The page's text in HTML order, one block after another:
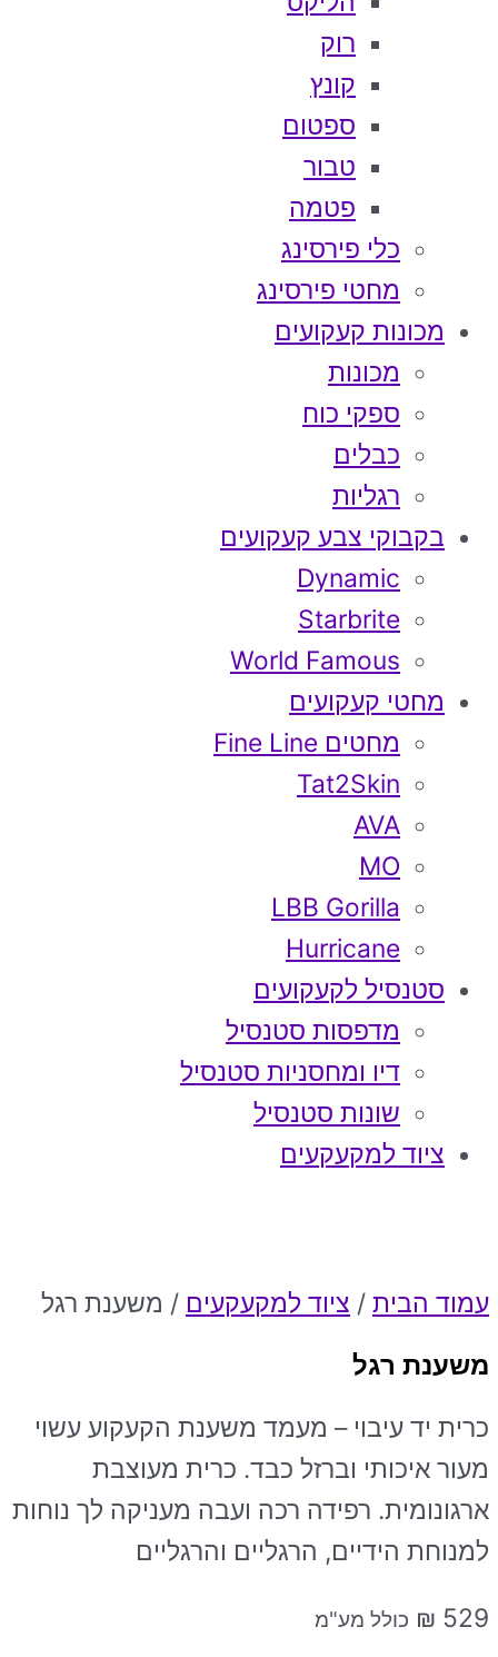
רוק
קונץ
ספטום
טבור
פטמה
כלי פירסינג
מחטי פירסינג
מכונות קעקועים
מכונות
ספקי כוח
כבלים
רגליות
בקבוקי צבע קעקועים
Dynamic
Starbrite
World Famous
מחטי קעקועים
מחטים Fine Line
Tat2Skin
AVA
MO
LBB Gorilla
Hurricane
סטנסיל לקעקועים
מדפסות סטנסיל
דיו ומחסניות סטנסיל
שונות סטנסיל
ציוד למקעקעים
עמוד הבית / ציוד למקעקעים / משענת רגל
משענת רגל
כרית יד עיבוי – מעמד משענת הקעקוע עשוי
מעור איכותי וברזל כבד. כרית מעוצבת
ארגונומית. רפידה רכה ועבה מעניקה לך נוחות
למנוחת הידיים, הרגליים והרגליים
₪ 529 כולל מע"מ